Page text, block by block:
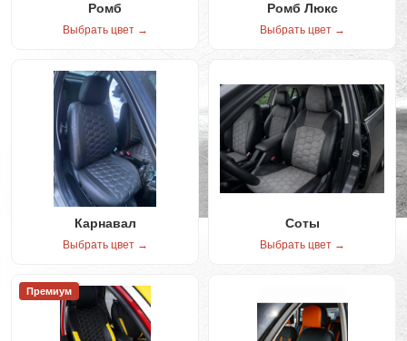
Ромб
Выбрать цвет →
Ромб Люкс
Выбрать цвет →
Карнавал
Выбрать цвет →
Соты
Выбрать цвет →
Премиум